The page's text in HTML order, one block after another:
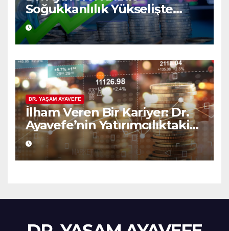
Soğukkanlılık Yükselişte
Bilgelik
DR. YAŞAM AYAVEFE
İlham Veren Bir Kariyer: Dr.
Ayavefe’nin Yatırımcılıktaki
Yükselişi